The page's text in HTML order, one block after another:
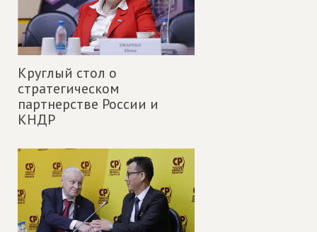
Круглый стол о
стратегическом
партнерстве России и
КНДР